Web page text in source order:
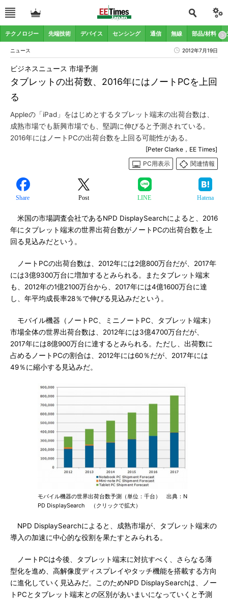
テクノロジー 先端技術 デバイス センシング 通信 無線 部品/材料
ニュース 2012年7月19日
タブレットの出荷数、2016年にはノートPCを上回
る
ビジネスニュース 市場予測
Appleの「iPad」をはじめとするタブレット端末の出荷台数は、
成熟市場でも新興市場でも、堅調に伸びると予測されている。
2016年にはノートPCの出荷台数を上回る可能性がある。
[Peter Clarke，EE Times]
PC用表示
関連情報
Share Post LINE Hatena
米国の市場調査会社であるNPD DisplaySearchによると、2016
年にタブレット端末の世界出荷台数がノートPCの出荷台数を上
回る見込みだという。
ノートPCの出荷台数は、2012年には2億800万台だが、2017年
には3億9300万台に増加するとみられる。またタブレット端末
も、2012年の1億2100万台から、2017年には4億1600万台に達
し、年平均成長率28％で伸びる見込みだという。
モバイル機器（ノートPC、ミニノートPC、タブレット端末）
市場全体の世界出荷台数は、2012年には3億4700万台だが、
2017年には8億900万台に達するとみられる。ただし、出荷数に
占めるノートPCの割合は、2012年には60％だが、2017年には
49％に縮小する見込みだ。
モバイル機器の世界出荷台数予測（単位：千台） 出典：N
PD DisplaySearch （クリックで拡大）
NPD DisplaySearchによると、成熟市場が、タブレット端末の
導入の加速に中心的な役割を果たすとみられる。
ノートPCは今後、タブレット端末に対抗すべく、さらなる薄
型化を進め、高解像度ディスプレイやタッチ機能を搭載する方向
に進化していく見込みだ。このためNPD DisplaySearchは、ノー
トPCとタブレット端末との区別があいまいになっていくと予測